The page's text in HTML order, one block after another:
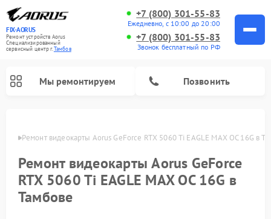
FIX-AORUS
Ремонт устройств Aorus
Специализированный
cервисный центр г.Тамбов
+7 (800) 301-55-83
Ежедневно, с 10:00 до 20:00
+7 (800) 301-55-83
Звонок бесплатный по РФ
Мы ремонтируем Позвонить
Ремонт видеокарты Aorus GeForce RTX 5060 Ti EAGLE MAX OC 16G в
Ремонт видеокарты Aorus GeForce
RTX 5060 Ti EAGLE MAX OC 16G в
Тамбове